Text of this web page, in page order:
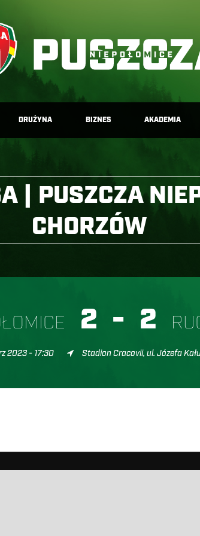
DRUŻYNA BIZNES AKADEMIA
| PUSZCZA
CHORZÓW
2 - 2
2023 - 17:30 Stadion Cracovii, ul. Józefa